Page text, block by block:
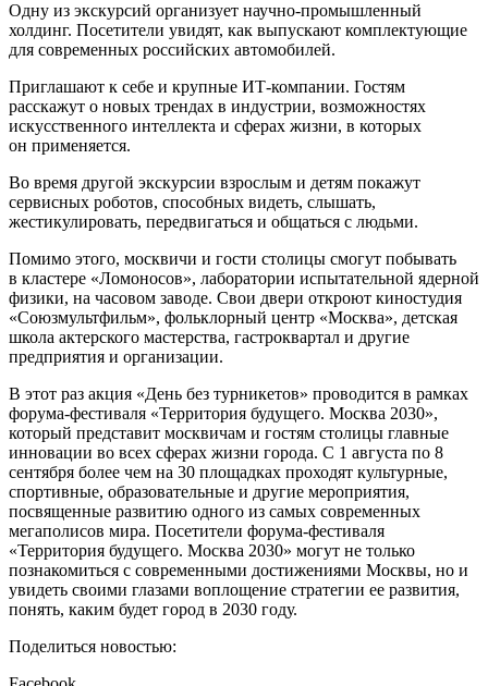
Одну из экскурсий организует научно-промышленный
холдинг. Посетители увидят, как выпускают комплектующие
для современных российских автомобилей.
Приглашают к себе и крупные ИТ-компании. Гостям
расскажут о новых трендах в индустрии, возможностях
искусственного интеллекта и сферах жизни, в которых
он применяется.
Во время другой экскурсии взрослым и детям покажут
сервисных роботов, способных видеть, слышать,
жестикулировать, передвигаться и общаться с людьми.
Помимо этого, москвичи и гости столицы смогут побывать
в кластере «Ломоносов», лаборатории испытательной ядерной
физики, на часовом заводе. Свои двери откроют киностудия
«Союзмультфильм», фольклорный центр «Москва», детская
школа актерского мастерства, гастроквартал и другие
предприятия и организации.
В этот раз акция «День без турникетов» проводится в рамках
форума-фестиваля «Территория будущего. Москва 2030»,
который представит москвичам и гостям столицы главные
инновации во всех сферах жизни города. С 1 августа по 8
сентября более чем на 30 площадках проходят культурные,
спортивные, образовательные и другие мероприятия,
посвященные развитию одного из самых современных
мегаполисов мира. Посетители форума-фестиваля
«Территория будущего. Москва 2030» могут не только
познакомиться с современными достижениями Москвы, но и
увидеть своими глазами воплощение стратегии ее развития,
понять, каким будет город в 2030 году.
Поделиться новостью: